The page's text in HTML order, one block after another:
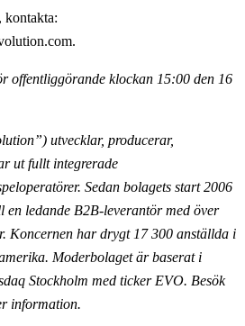
kontakta:
offentliggörande klockan 15:00 den 16
utvecklar, producerar,
ut fullt integrerade
Sedan bolagets start 2006
ledande B2B-leverantör med över
Koncernen har drygt 17 300 anställda i
Moderbolaget är baserat i
Stockholm med ticker EVO. Besök
information.